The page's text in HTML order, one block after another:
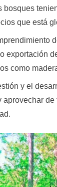
bosques
que está
exportación
como
y el
aprovechar